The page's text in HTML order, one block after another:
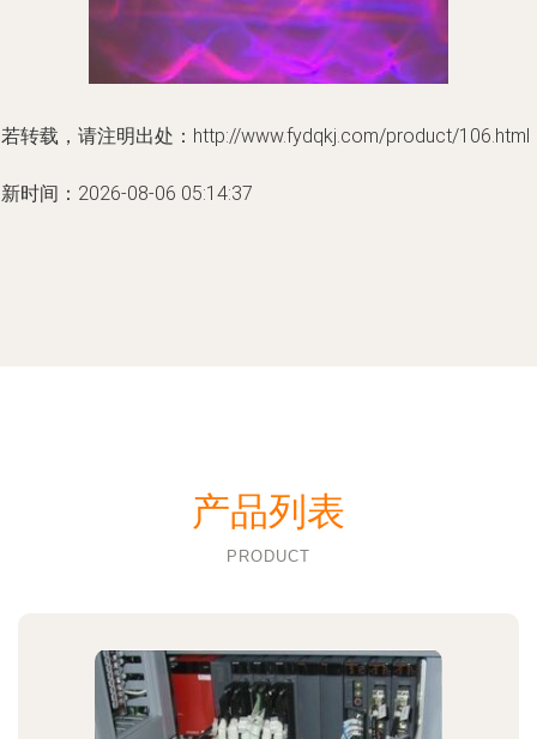
转载，请注明出处：http://www.fydqkj.com/product/106.html
时间：2026-08-06 05:14:37
产品列表
PRODUCT